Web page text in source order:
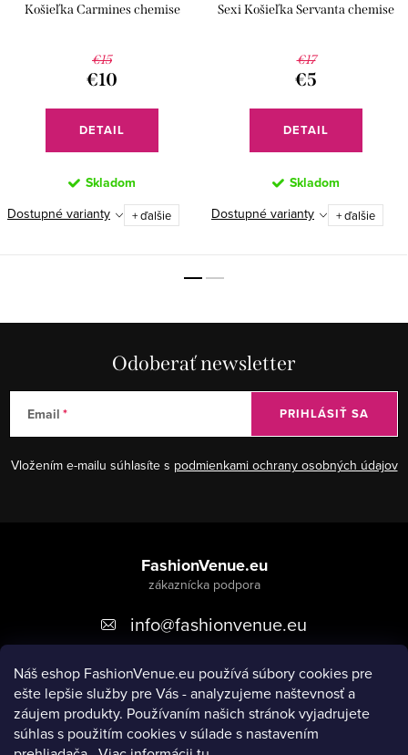
Náš eshop FashionVenue.eu používá súbory cookies pre
ešte lepšie služby pre Vás - analyzujeme naštevnosť a
záujem produkty. Používaním našich stránok vyjadrujete
súhlas s použitím cookies v súlade s nastavením
Košieľka Carmines chemise
€15
€10
DETAIL
Skladom
Dostupné varianty
+ ďalšie
Sexi Košieľka Servanta chemise
€17
€5
DETAIL
Skladom
Dostupné varianty
+ ďalšie
Odoberať newsletter
Email
Vložením e-mailu súhlasíte s podmienkami ochrany osobných údajov
PRIHLÁSIŤ SA
t
FashionVenue.eu
info@fashionvenue.eu